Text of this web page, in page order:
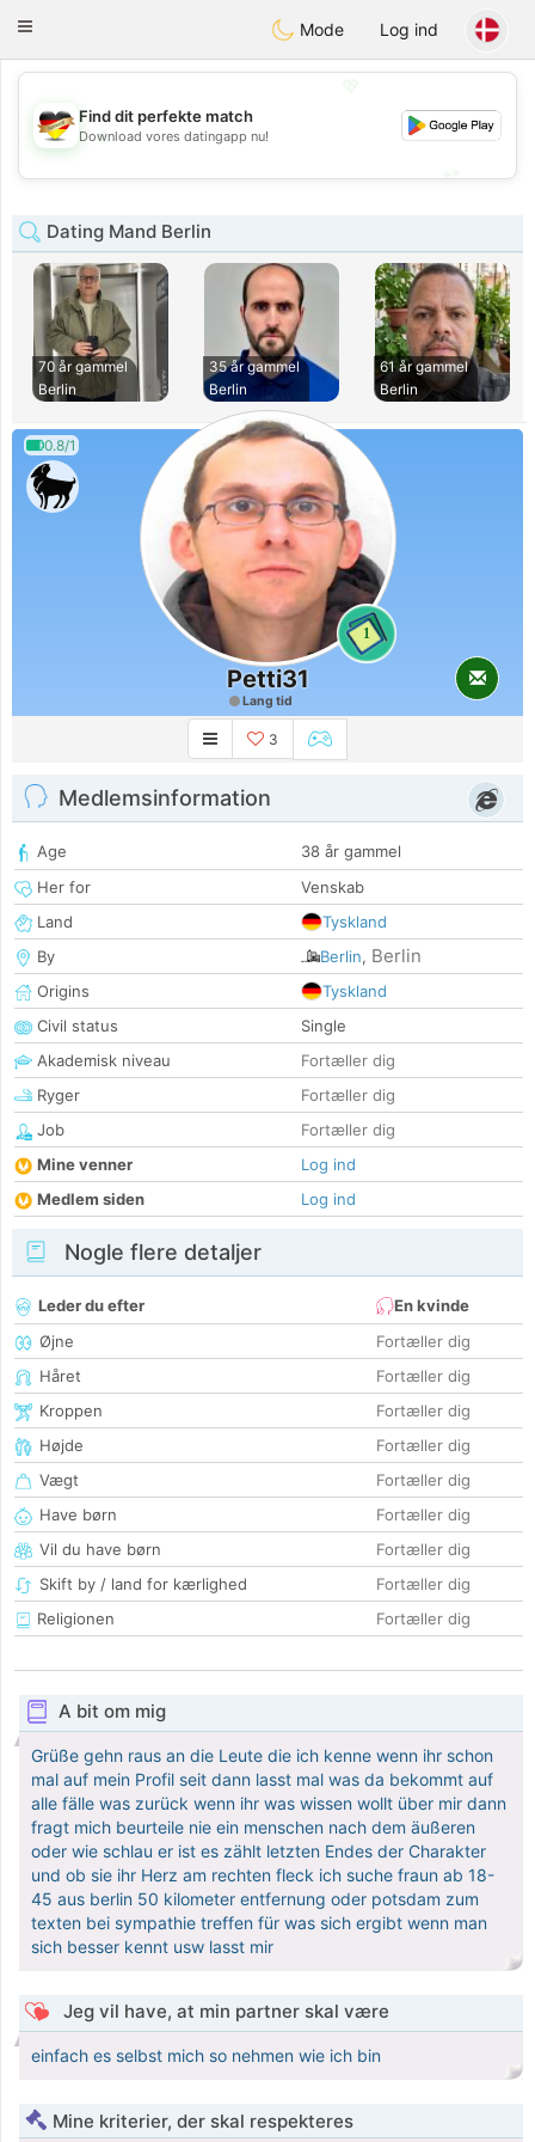
DeutschDating
Toggle
Mode Log ind
💖
💕
Find dit perfekte match
Download vores datingapp nu!
Dating Mand Berlin
70 år gammel
Berlin
35 år gammel
Berlin
61 år gammel
Berlin
0.8/1
1
Petti31
Lang tid
3
Medlemsinformation
Age
38 år gammel
Her for
Venskab
Land
Tyskland
By
Berlin, Berlin
Origins
Tyskland
Civil status
Single
Akademisk niveau
Fortæller dig
Ryger
Fortæller dig
Job
Fortæller dig
Mine venner
Log ind
Medlem siden
Log ind
Nogle flere detaljer
Leder du efter
En kvinde
Øjne
Fortæller dig
Håret
Fortæller dig
Kroppen
Fortæller dig
Højde
Fortæller dig
Vægt
Fortæller dig
Have børn
Fortæller dig
Vil du have børn
Fortæller dig
Skift by / land for kærlighed
Fortæller dig
Religionen
Fortæller dig
A bit om mig
Grüße gehn raus an die Leute die ich kenne wenn ihr schon
mal auf mein Profil seit dann lasst mal was da bekommt auf
alle fälle was zurück wenn ihr was wissen wollt über mir dann
fragt mich beurteile nie ein menschen nach dem äußeren
oder wie schlau er ist es zählt letzten Endes der Charakter
und ob sie ihr Herz am rechten fleck ich suche fraun ab 18-
45 aus berlin 50 kilometer entfernung oder potsdam zum
texten bei sympathie treffen für was sich ergibt wenn man
sich besser kennt usw lasst mir
Jeg vil have, at min partner skal være
einfach es selbst mich so nehmen wie ich bin
Mine kriterier, der skal respekteres